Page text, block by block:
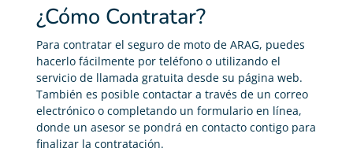
¿Cómo Contratar?
Para contratar el seguro de moto de ARAG, puedes
hacerlo fácilmente por teléfono o utilizando el
servicio de llamada gratuita desde su página web.
También es posible contactar a través de un correo
electrónico o completando un formulario en línea,
donde un asesor se pondrá en contacto contigo para
finalizar la contratación.